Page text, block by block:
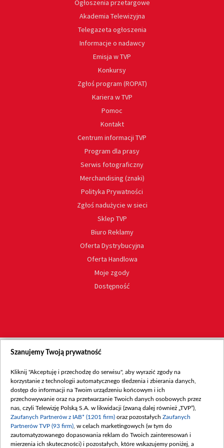
Ogłoszenia przetargowe
Akademia Telewizyjna
Telegazeta ogłoszenia
Informacje o nadawcy
Emisja w TVP
Konkursy
Zgłoś program (ROPAT)
Kariera w TVP
Pomoc
Kontakt
Centrum informacji TVP
Program dla prasy
Serwis fotograficzny
Merchandising (znaki)
Polityka Prywatności
Zgłoś nadużycie w sieci
Sklep TVP
Biuro Reklamy
Oferta Dystrybucyjna
Oferta Handlowa
Moje zgody
Dostępność
Szanujemy Twoją prywatność
Kliknij "Akceptuję i przechodzę do serwisu", aby wyrazić zgody na
korzystanie z technologii automatycznego śledzenia i zbierania danych,
dostęp do informacji na Twoim urządzeniu końcowym i ich
przechowywanie oraz na przetwarzanie Twoich danych osobowych przez
nas, czyli Telewizję Polską S.A. w likwidacji (zwaną dalej również „TVP”),
Zaufanych Partnerów z IAB* (1201 firm) oraz pozostałych Zaufanych
Partnerów TVP (93 firm) , w celach marketingowych (w tym do
zautomatyzowanego dopasowania reklam do Twoich zainteresowań i
mierzenia ich skuteczności) i pozostałych, które wskazujemy poniżej, a